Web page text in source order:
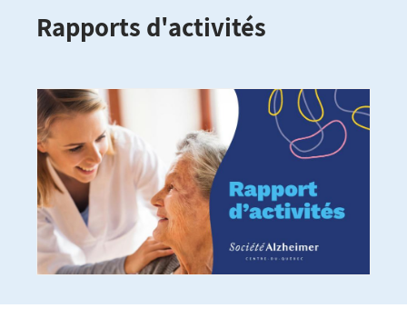
Fil
d'Ariane
Rapports d'activités